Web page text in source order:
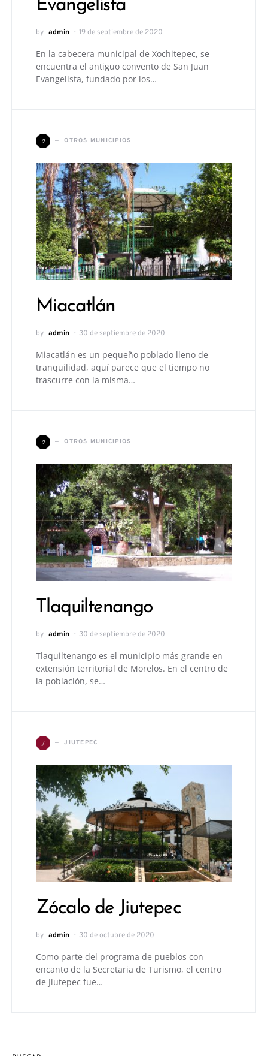
Evangelista
by admin 19 de septiembre de 2020
En la cabecera municipal de Xochitepec, se
encuentra el antiguo convento de San Juan
Evangelista, fundado por los…
O OTROS MUNICIPIOS
Miacatlán
by admin 30 de septiembre de 2020
Miacatlán es un pequeño poblado lleno de
tranquilidad, aquí parece que el tiempo no
trascurre con la misma…
O OTROS MUNICIPIOS
Tlaquiltenango
by admin 30 de septiembre de 2020
Tlaquiltenango es el municipio más grande en
extensión territorial de Morelos. En el centro de
la población, se…
J JIUTEPEC
Zócalo de Jiutepec
by admin 30 de octubre de 2020
Como parte del programa de pueblos con
encanto de la Secretaria de Turismo, el centro
de Jiutepec fue…